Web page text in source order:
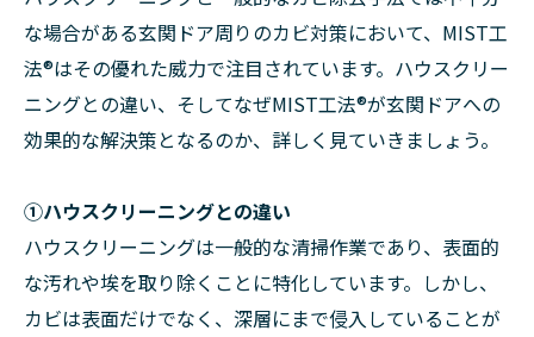
な場合がある玄関ドア周りのカビ対策において、MIST工
法®はその優れた威力で注目されています。ハウスクリー
ニングとの違い、そしてなぜMIST工法®が玄関ドアへの
効果的な解決策となるのか、詳しく見ていきましょう。
①ハウスクリーニングとの違い
ハウスクリーニングは一般的な清掃作業であり、表面的
な汚れや埃を取り除くことに特化しています。しかし、
カビは表面だけでなく、深層にまで侵入していることが